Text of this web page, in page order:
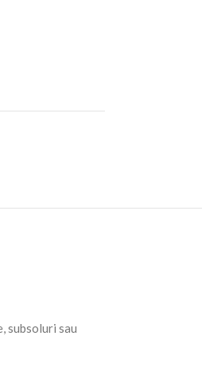
subsoluri sau